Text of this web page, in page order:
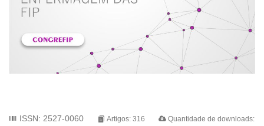
ISSN: 2527-0060 Artigos: 316
Quantidade de downloads: